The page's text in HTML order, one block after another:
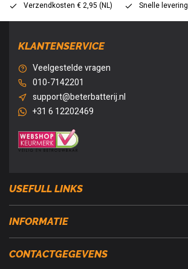
Verzendkosten € 2,95 (NL) Snelle levering
KLANTENSERVICE
Veelgestelde vragen
010-7142201
support@beterbatterij.nl
+31 6 12202469
USEFULL LINKS
INFORMATIE
CONTACTGEGEVENS